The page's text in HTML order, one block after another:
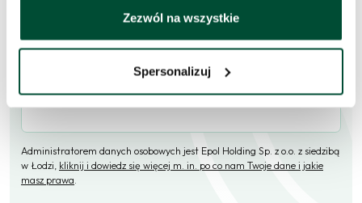
Zezwól na wszystkie
Spersonalizuj
Administratorem danych osobowych jest Epol Holding Sp. z o.o. z siedzibą
w Łodzi, kliknij i dowiedz się więcej m. in. po co nam Twoje dane i jakie
masz prawa.